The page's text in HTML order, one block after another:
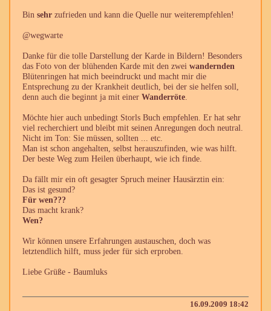
Bin sehr zufrieden und kann die Quelle nur weiterempfehlen!
@wegwarte
Danke für die tolle Darstellung der Karde in Bildern! Besonders
das Foto von der blühenden Karde mit den zwei wandernden
Blütenringen hat mich beeindruckt und macht mir die
Entsprechung zu der Krankheit deutlich, bei der sie helfen soll,
denn auch die beginnt ja mit einer Wanderröte
Möchte hier auch unbedingt Storls Buch empfehlen. Er hat sehr
viel recherchiert und bleibt mit seinen Anregungen doch neutral.
Nicht im Ton: Sie müssen, sollten ... etc.
Man ist schon angehalten, selbst herauszufinden, wie was hilft.
Der beste Weg zum Heilen überhaupt, wie ich finde.
Da fällt mir ein oft gesagter Spruch meiner Hausärztin ein:
Das ist gesund?
Für wen???
Das macht krank?
Wen?
Wir können unsere Erfahrungen austauschen, doch was
letztendlich hilft, muss jeder für sich erproben.
Liebe Grüße - Baumluks
16.09.2009 18:42